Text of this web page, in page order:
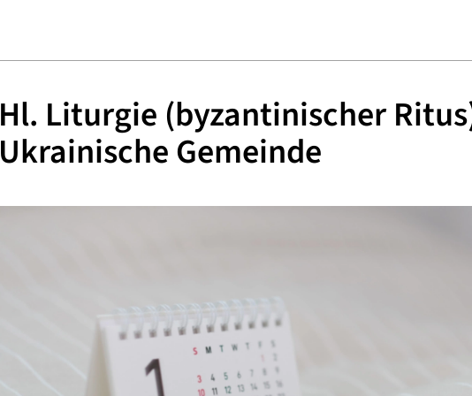
Hl. Liturgie (byzantinischer
Ukrainische Gemeinde